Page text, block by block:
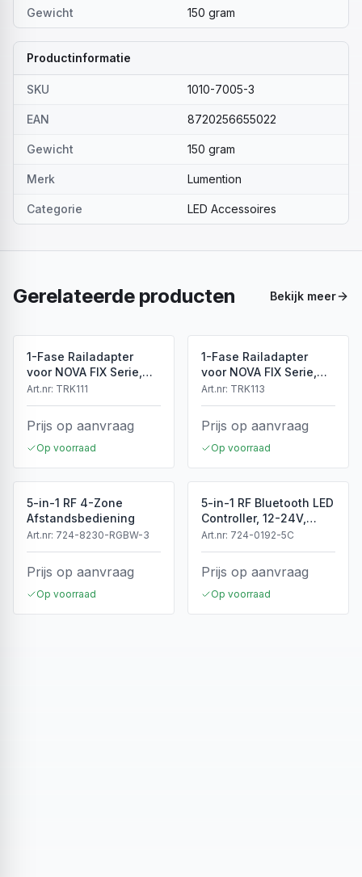
Gewicht 150 gram
Productinformatie
SKU 1010-7005-3
EAN 8720256655022
Gewicht 150 gram
Merk Lumention
Categorie LED Accessoires
Gerelateerde producten Bekijk meer
1-Fase Railadapter
voor NOVA FIX Serie,
Wit, IP20
Art.nr: TRK111
Prijs op aanvraag
Op voorraad
1-Fase Railadapter
voor NOVA FIX Serie,
Zwart, IP20
Art.nr: TRK113
Prijs op aanvraag
Op voorraad
5-in-1 RF 4-Zone
Afstandsbediening
Art.nr: 724-8230-RGBW-3
Prijs op aanvraag
Op voorraad
5-in-1 RF Bluetooth LED
Controller, 12-24V,
5x4A, 240/480W
Art.nr: 724-0192-5C
Prijs op aanvraag
Op voorraad